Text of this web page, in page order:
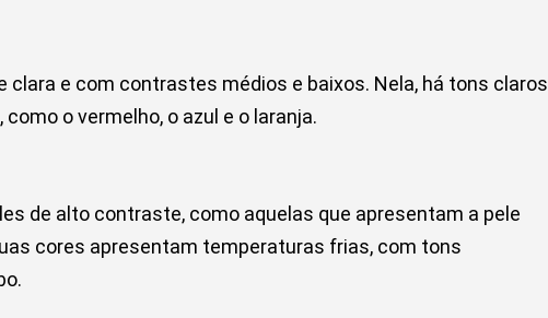
clara e com contrastes médios e baixos. Nela, há tons claros
o vermelho, o azul e o laranja.
de alto contraste, como aquelas que apresentam a pele
cores apresentam temperaturas frias, com tons